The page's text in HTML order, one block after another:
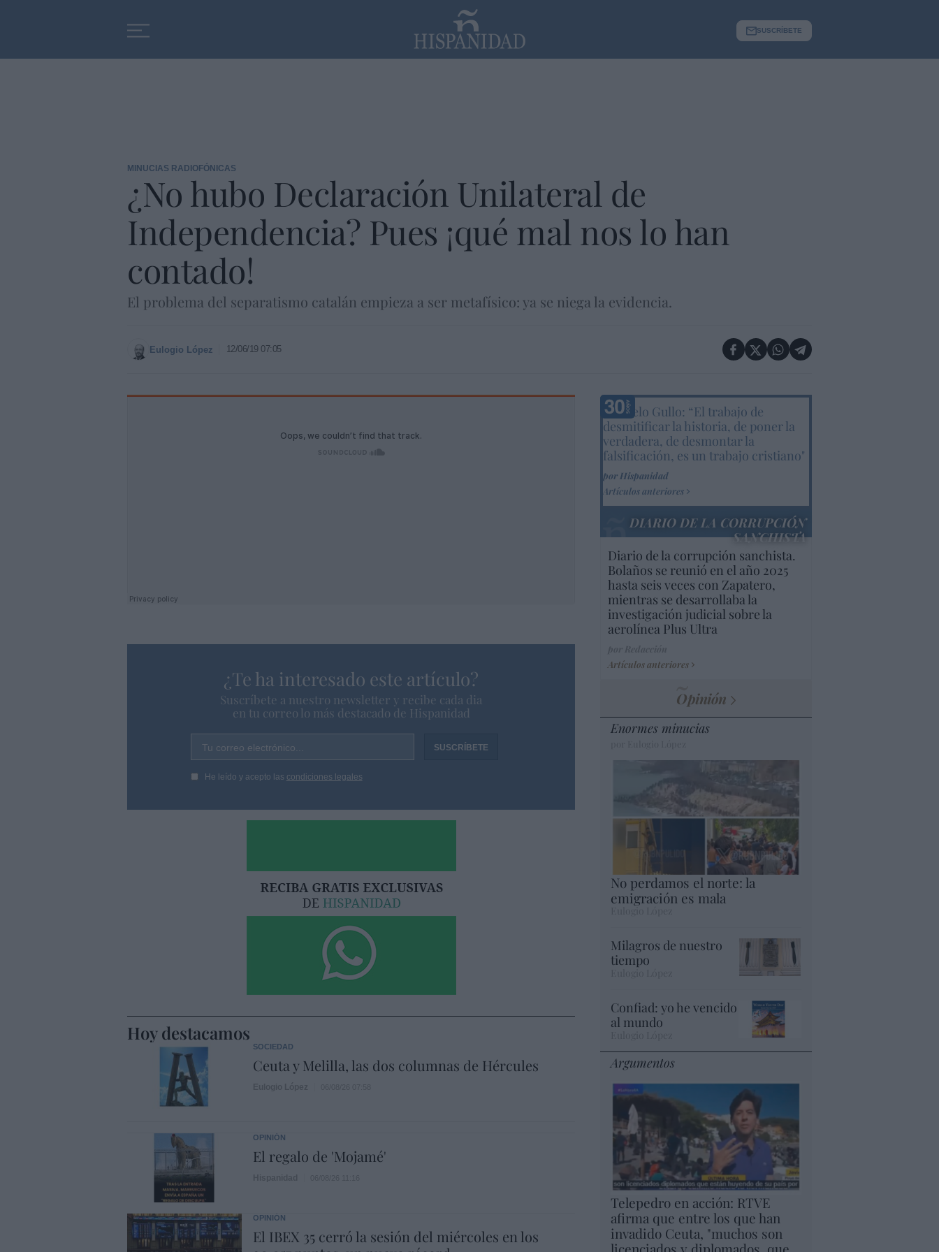
SUSCRÍBETE
MINUCIAS RADIOFÓNICAS
¿No hubo Declaración Unilateral de
Independencia? Pues ¡qué mal nos lo han
contado!
El problema del separatismo catalán empieza a ser metafísico: ya se niega la evidencia.
Eulogio López 12/06/19 07:05
¿Te ha interesado este artículo?
Suscríbete a nuestro newsletter y recibe cada dia
en tu correo lo más destacado de Hispanidad
Tu correo electrónico...
He leído y acepto las condiciones legales
Hoy destacamos
SOCIEDAD
Ceuta y Melilla, las dos columnas de Hércules
OPINIÓN
El regalo de 'Mojamé'
OPINIÓN
El IBEX 35 cerró la sesión del miércoles en los
Marcelo Gullo: “El trabajo de
desmitificar la historia, de poner la
verdadera, de desmontar la
falsificación, es un trabajo cristiano"
por Hispanidad
Artículos anteriores
DIARIO DE LA CORRUPCIÓN
SANCHISTA
Diario de la corrupción sanchista.
Bolaños se reunió en el año 2025
hasta seis veces con Zapatero,
mientras se desarrollaba la
investigación judicial sobre la
aerolínea Plus Ultra
Artículos anteriores
Opinión
Enormes minucias
No perdamos el norte: la
emigración es mala
Eulogio López
Milagros de nuestro
tiempo
Confiad: yo he vencido
al mundo
Argumentos
Telepedro en acción: RTVE
afirma que entre los que han
invadido Ceuta, "muchos son